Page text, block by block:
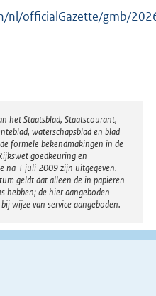
nl/officialGazette/gmb/
het Staatsblad, Staatscourant,
waterschapsblad en blad
formele bekendmakingen in de
goedkeuring en
na 1 juli 2009 zijn uitgegeven.
geldt dat alleen de in papieren
hebben; de hier aangeboden
wijze van service aangeboden.